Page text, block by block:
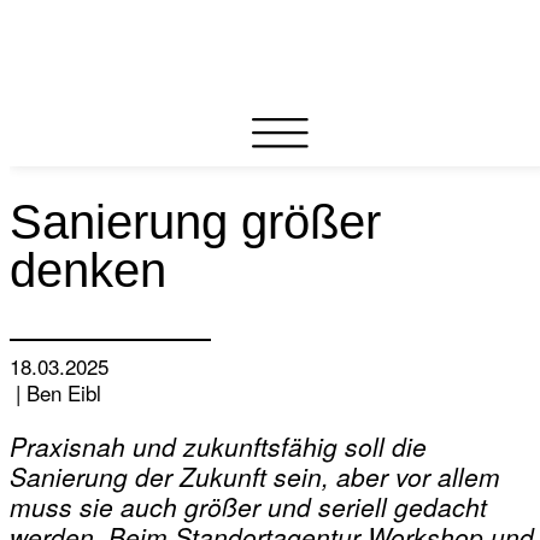
Sanierung größer
denken
18.03.2025
‏‏‎ ‎|‏‏‎ ‎Ben Eibl
Praxisnah und zukunftsfähig soll die
Sanierung der Zukunft sein, aber vor allem
muss sie auch größer und seriell gedacht